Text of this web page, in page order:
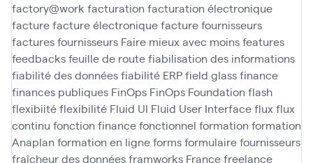
factory@work facturation facturation électronique
facturefacture électroniquefacture fournisseurs
factures fournisseurs Faire mieux avec moinsfeatures
feedbacksfeuille de routefiabilisation des informations
fiabilité des donnéesfiabilité ERPfield glassfinance
finances publiques FinOps FinOps Foundation flash
flexibiitéflexibilité Fluid UI Fluid User Interfaceflux flux
continu fonction financefonctionnel formation formation
Anaplan formation en ligneformsformulairefournisseurs
fraîcheur des donnéesframworks Francefreelance